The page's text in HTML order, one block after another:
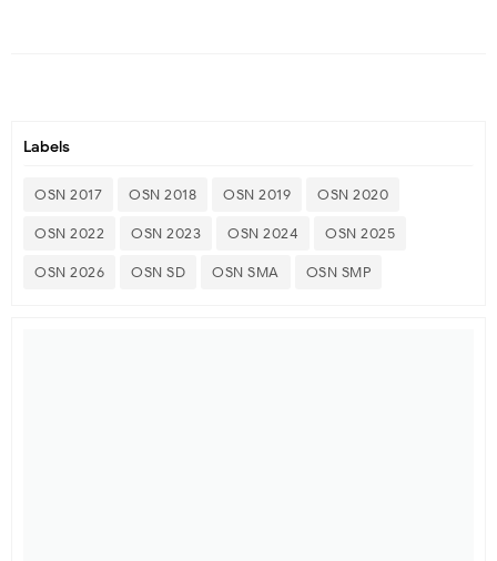
Labels
OSN 2017 OSN 2018 OSN 2019 OSN 2020
OSN 2022 OSN 2023 OSN 2024 OSN 2025
OSN 2026 OSN SD OSN SMA OSN SMP